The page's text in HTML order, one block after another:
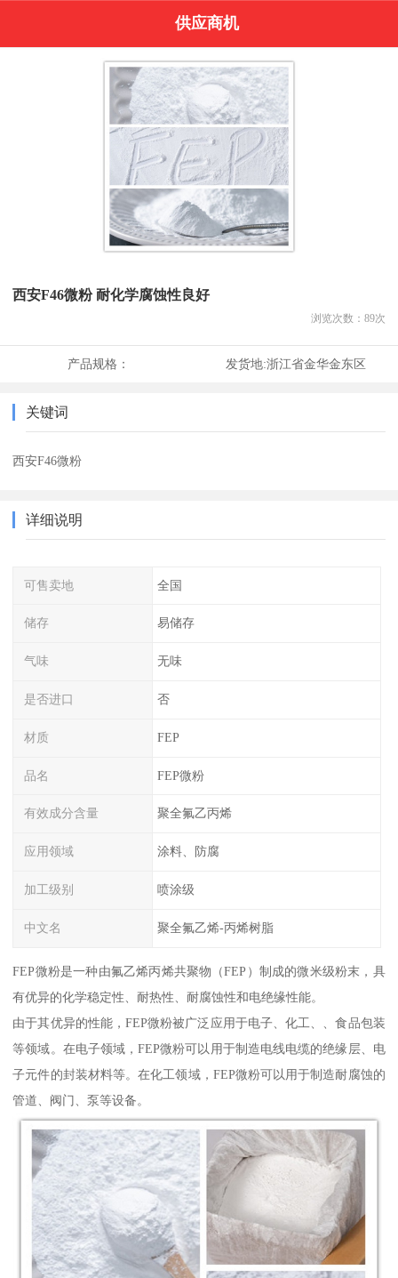
供应商机
西安F46微粉 耐化学腐蚀性良好
浏览次数： 89次
产品规格： 发货地:浙江省金华金东区
关键词
西安F46微粉
详细说明
可售卖地 全国
储存 易储存
气味 无味
是否进口 否
材质 FEP
品名 FEP微粉
有效成分含量 聚全氟乙丙烯
应用领域 涂料、防腐
加工级别 喷涂级
中文名 聚全氟乙烯-丙烯树脂
FEP微粉是一种由氟乙烯丙烯共聚物（FEP）制成的微米级粉末，具
有优异的化学稳定性、耐热性、耐腐蚀性和电绝缘性能。
由于其优异的性能，FEP微粉被广泛应用于电子、化工、、食品包装
等领域。在电子领域，FEP微粉可以用于制造电线电缆的绝缘层、电
子元件的封装材料等。在化工领域，FEP微粉可以用于制造耐腐蚀的
管道、阀门、泵等设备。